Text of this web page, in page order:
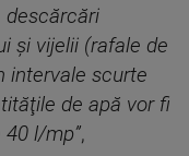
descărcări
şi vijelii (rafale de
intervale scurte
de apă vor fi
l/mp”,